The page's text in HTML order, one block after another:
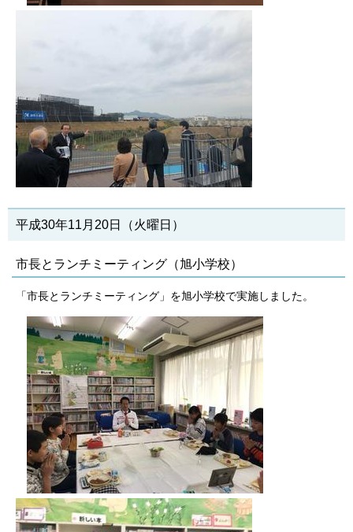
平成30年11月20日（火曜日）
市長とランチミーティング（旭小学校）
「市長とランチミーティング」を旭小学校で実施しました。